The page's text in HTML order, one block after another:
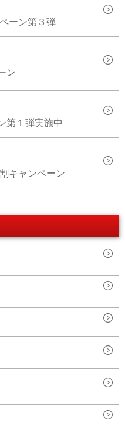
ーン第３弾
ン
第１弾実施中
キャンペーン